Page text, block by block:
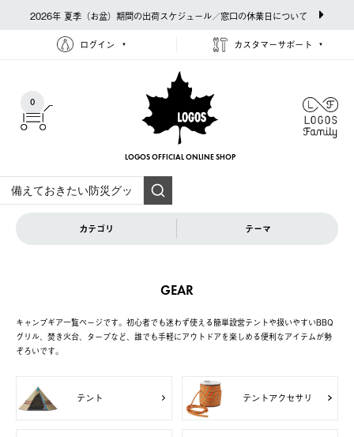
2026年 夏季（お盆）期間の出荷スケジュール／窓口の休業日について
ログイン カスタマーサポート
0
LOGOS OFFICIAL ONLINE SHOP
カテゴリ テーマ
GEAR
キャンプギア一覧ページです。初心者でも迷わず使える簡単設営テントや扱いやすいBBQ
グリル、焚き火台、タープなど、誰でも手軽にアウトドアを楽しめる便利なアイテムが勢
ぞろいです。
テント テントアクセサリ